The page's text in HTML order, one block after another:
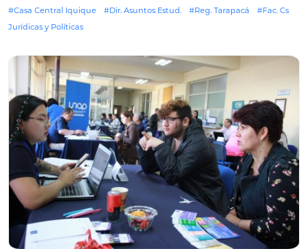
#Casa Central Iquique #Dir. Asuntos Estud. #Reg. Tarapacá
#Fac. Cs
Jurídicas y Políticas